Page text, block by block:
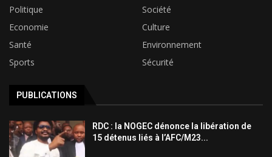
Politique
Société
Economie
Culture
Santé
Environnement
Sports
Sécurité
PUBLICATIONS
RDC : la NOGEC dénonce la libération de
15 détenus liés à l’AFC/M23...